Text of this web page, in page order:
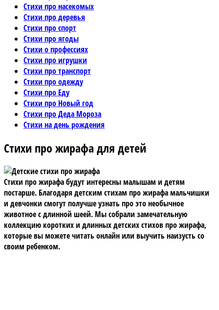
Стихи про насекомых
Стихи про деревья
Стихи про спорт
Стихи про ягоды
Стихи о профессиях
Стихи про игрушки
Стихи про транспорт
Стихи про одежду
Стихи про Еду
Стихи про Новый год
Стихи про Деда Мороза
Стихи на день рождения
Стихи про жирафа для детей
Стихи про жирафа будут интересны малышам и детям
постарше. Благодаря детским стихам про жирафа мальчишки
и девчонки смогут получше узнать про это необычное
животное с длинной шеей. Мы собрали замечательную
коллекцию коротких и длинных детских стихов про жирафа,
которые вы можете читать онлайн или выучить наизусть со
своим ребенком.